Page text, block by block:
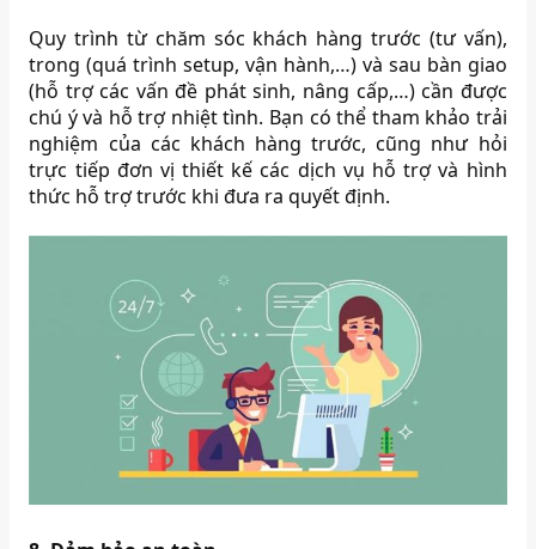
Quy trình từ chăm sóc khách hàng trước (tư vấn),
trong (quá trình setup, vận hành,…) và sau bàn giao
(hỗ trợ các vấn đề phát sinh, nâng cấp,…) cần được
chú ý và hỗ trợ nhiệt tình. Bạn có thể tham khảo trải
nghiệm của các khách hàng trước, cũng như hỏi
trực tiếp đơn vị thiết kế các dịch vụ hỗ trợ và hình
thức hỗ trợ trước khi đưa ra quyết định.